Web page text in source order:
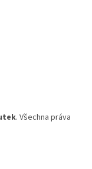
. Všechna práva